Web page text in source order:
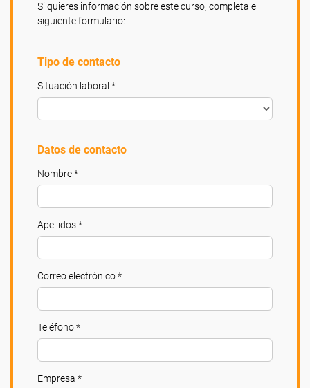
Si quieres información sobre este curso, completa el
siguiente formulario:
Tipo de contacto
Situación laboral *
Datos de contacto
Nombre *
Apellidos *
Correo electrónico *
Teléfono *
Empresa *